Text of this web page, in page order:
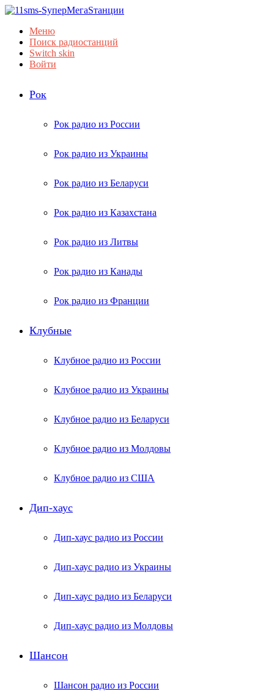
Меню
Поиск радиостанций
Switch skin
Войти
Рок
Рок радио из России
Рок радио из Украины
Рок радио из Беларуси
Рок радио из Казахстана
Рок радио из Литвы
Рок радио из Канады
Рок радио из Франции
Клубные
Клубное радио из России
Клубное радио из Украины
Клубное радио из Беларуси
Клубное радио из Молдовы
Клубное радио из США
Дип-хаус
Дип-хаус радио из России
Дип-хаус радио из Украины
Дип-хаус радио из Беларуси
Дип-хаус радио из Молдовы
Шансон
Шансон радио из России